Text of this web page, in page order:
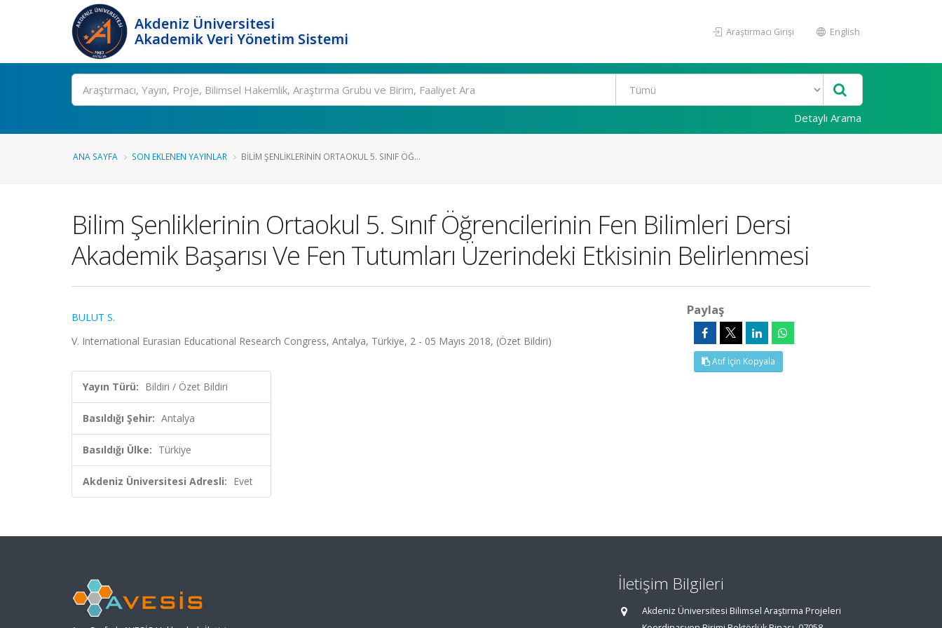
Akdeniz Üniversitesi
Akademik Veri Yönetim Sistemi
Araştırmacı Girişi English
Ara
Detaylı Arama
ANA SAYFA SON EKLENEN YAYINLAR BILIM ŞENLIKLERININ ORTAOKUL 5. SINIF ÖĞ...
Bilim Şenliklerinin Ortaokul 5. Sınıf Öğrencilerinin Fen Bilimleri Dersi
Akademik Başarısı Ve Fen Tutumları Üzerindeki Etkisinin Belirlenmesi
BULUT S.
V. International Eurasian Educational Research Congress, Antalya, Türkiye, 2 - 05 Mayıs 2018, (Özet Bildiri)
Yayın Türü: Bildiri / Özet Bildiri
Basıldığı Şehir: Antalya
Basıldığı Ülke: Türkiye
Akdeniz Üniversitesi Adresli: Evet
Paylaş
Atıf İçin Kopyala
İletişim Bilgileri
Akdeniz Üniversitesi Bilimsel Araştırma Projeleri